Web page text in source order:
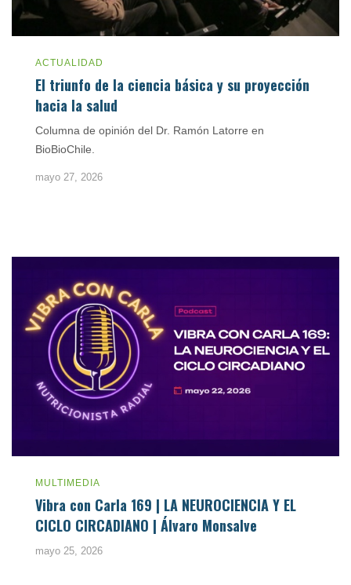
ACTUALIDAD
El triunfo de la ciencia básica y su proyección
hacia la salud
Columna de opinión del Dr. Ramón Latorre en
BioBioChile.
mayo 27, 2026
MULTIMEDIA
Vibra con Carla 169 | LA NEUROCIENCIA Y EL
CICLO CIRCADIANO | Álvaro Monsalve
mayo 25, 2026